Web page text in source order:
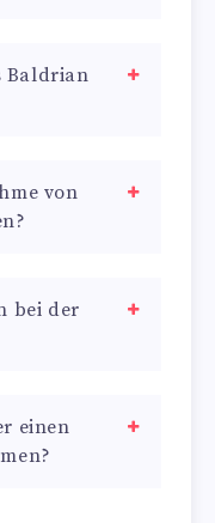
Baldrian
von
bei der
einen